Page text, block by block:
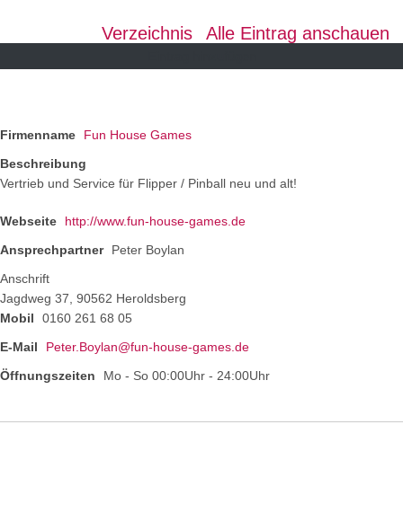
Verzeichnis Alle Eintrag anschauen
Firmenname
Fun House Games
Beschreibung
Vertrieb und Service für Flipper / Pinball neu und alt!
Webseite
http://www.fun-house-games.de
Ansprechpartner
Peter Boylan
Anschrift
Jagdweg 37, 90562 Heroldsberg
Mobil
0160 261 68 05
E-Mail
Peter.Boylan@fun-house-games.de
Öffnungszeiten
Mo - So 00:00Uhr - 24:00Uhr